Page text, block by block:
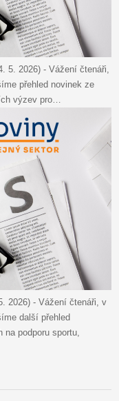
5. 2026) - Vážení čtenáři,
přehled novinek ze
výzev pro…
2026) - Vážení čtenáři, v
další přehled
podporu sportu,